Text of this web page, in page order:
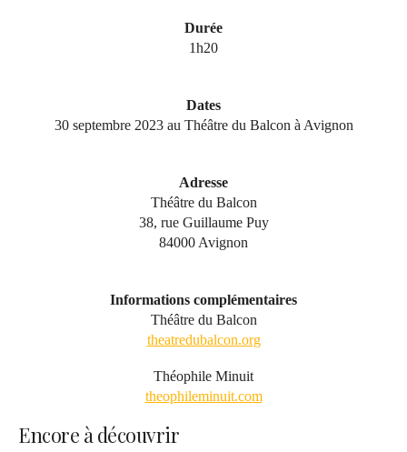
Durée
1h20
Dates
30 septembre 2023 au Théâtre du Balcon à Avignon
Adresse
Théâtre du Balcon
38, rue Guillaume Puy
84000 Avignon
Informations complémentaires
Théâtre du Balcon
theatredubalcon.org
Théophile Minuit
theophileminuit.com
Encore à découvrir